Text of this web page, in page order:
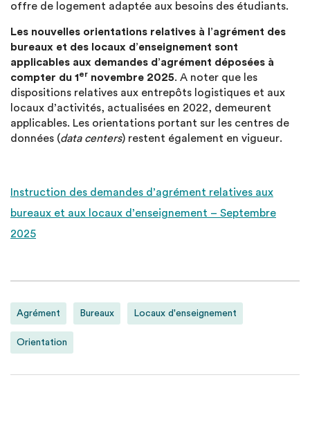
offre de logement adaptée aux besoins des étudiants.
Les nouvelles orientations relatives à l’agrément des
bureaux et des locaux d’enseignement sont
applicables aux demandes d’agrément déposées à
compter du 1er novembre 2025. A noter que les
dispositions relatives aux entrepôts logistiques et aux
locaux d’activités, actualisées en 2022, demeurent
applicables. Les orientations portant sur les centres de
données (data centers) restent également en vigueur.
Instruction des demandes d’agrément relatives aux
bureaux et aux locaux d’enseignement – Septembre
2025
Agrément Bureaux Locaux d'enseignement
Orientation